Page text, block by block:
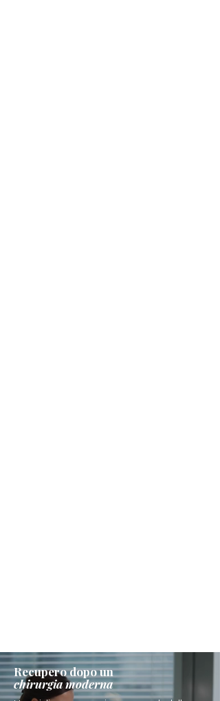
Recupero dopo un
chirurgia moderna